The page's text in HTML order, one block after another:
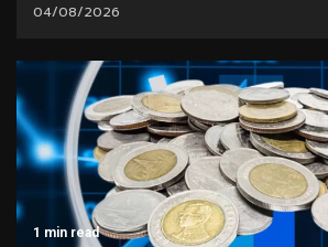
04/08/2026
1 min read